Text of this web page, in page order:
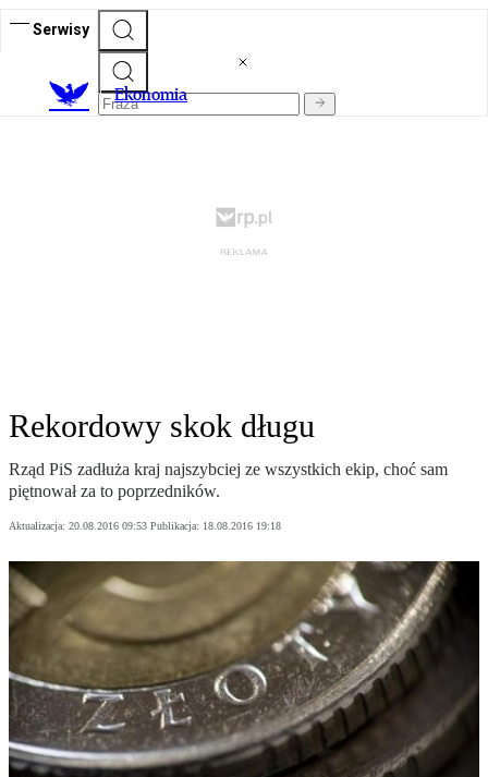
Serwisy
Ekonomia
Rekordowy skok długu
Rząd PiS zadłuża kraj najszybciej ze wszystkich ekip, choć sam
piętnował za to poprzedników.
Aktualizacja: 20.08.2016 09:53 Publikacja: 18.08.2016 19:18